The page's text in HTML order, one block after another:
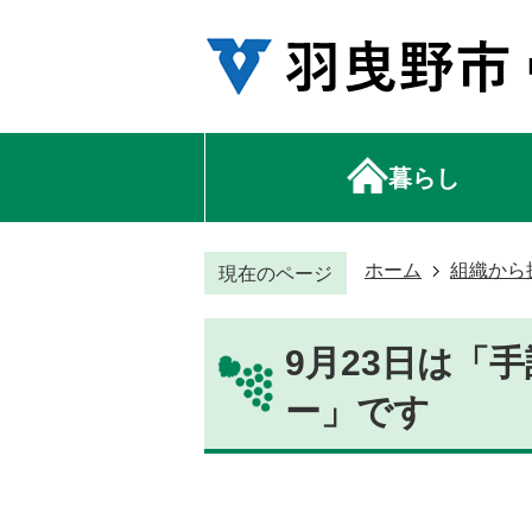
暮らし
現在のページ ホーム 組織から
9月23日は「
ー」です